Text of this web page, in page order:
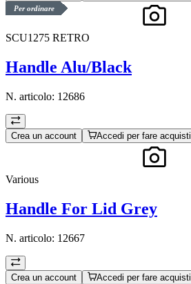
Per ordinare
SCU1275 RETRO
Handle Alu/Black
N. articolo: 12686
Crea un account Accedi per fare acquisti
Various
Handle For Lid Grey
N. articolo: 12667
Crea un account Accedi per fare acquisti